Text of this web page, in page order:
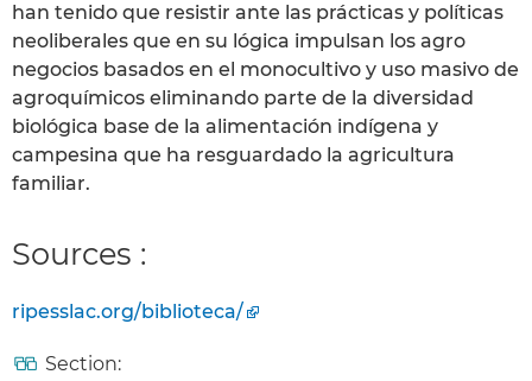
han tenido que resistir ante las prácticas y políticas
neoliberales que en su lógica impulsan los agro
negocios basados en el monocultivo y uso masivo de
agroquímicos eliminando parte de la diversidad
biológica base de la alimentación indígena y
campesina que ha resguardado la agricultura
familiar.
Sources :
ripesslac.org/biblioteca/
Section: